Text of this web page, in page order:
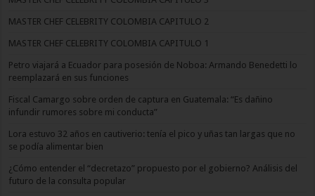
MASTER CHEF CELEBRITY COLOMBIA CAPITULO 2
MASTER CHEF CELEBRITY COLOMBIA CAPITULO 1
Petro viajará a Ecuador para posesión de Noboa: Armando Benedetti lo
reemplazará en sus funciones
Fiscal Camargo sobre orden de captura en Guatemala: “Es dañino
infundir rumores sobre mi conducta”
Lora estuvo 32 años en cautiverio: tenía el pico y uñas tan largas que no
se podía alimentar bien
¿Cómo entender el “decretazo” propuesto por el gobierno? Análisis del
futuro de la consulta popular